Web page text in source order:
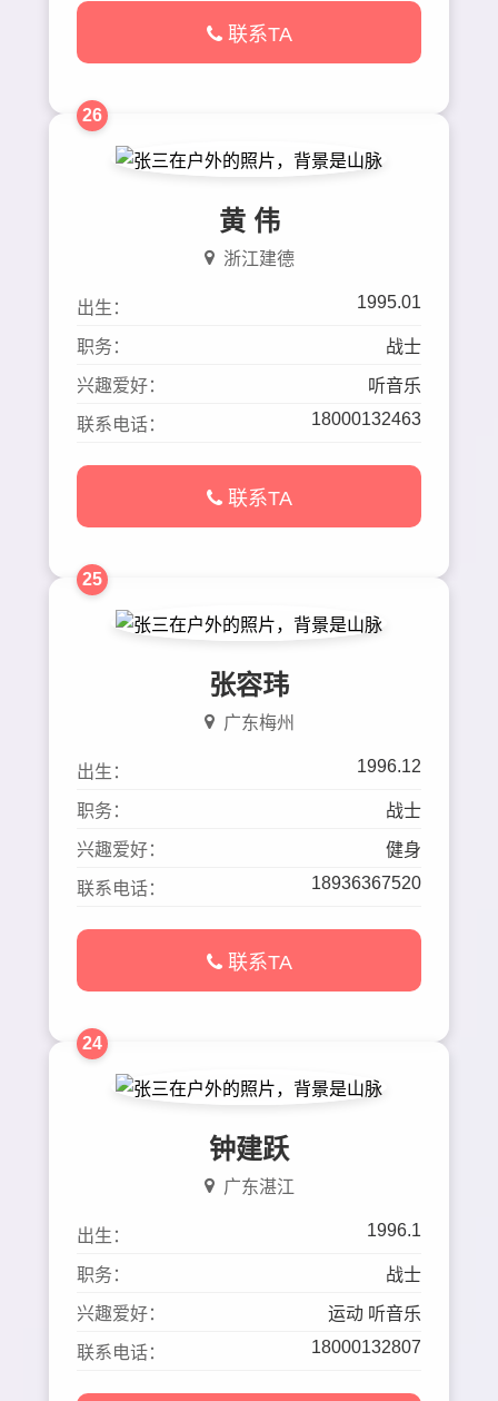
联系TA
26
黄 伟
浙江建德
出生： 1995.01
职务： 战士
兴趣爱好： 听音乐
联系电话： 18000132463
联系TA
25
张容玮
广东梅州
出生： 1996.12
职务： 战士
兴趣爱好： 健身
联系电话： 18936367520
联系TA
24
钟建跃
广东湛江
出生： 1996.1
职务： 战士
兴趣爱好： 运动 听音乐
联系电话： 18000132807